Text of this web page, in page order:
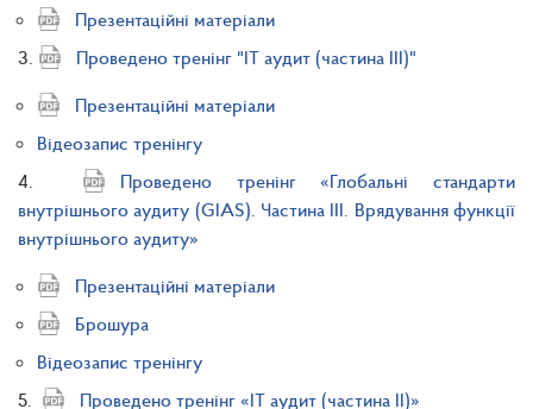
Презентаційні матеріали
3.
Проведено тренінг "ІТ аудит (частина ІІІ)"
Презентаційні матеріали
Відеозапис тренінгу
4.
Проведено тренінг «Глобальні стандарти
внутрішнього аудиту (GIAS). Частина III. Врядування функції
внутрішнього аудиту»
Презентаційні матеріали
Брошура
Відеозапис тренінгу
5.
Проведено тренінг «ІТ аудит (частина ІІ)»